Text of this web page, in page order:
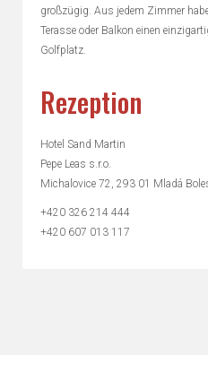
großzügig. Aus jedem Zimmer
Terasse oder Balkon einen
Golfplatz.
Rezeption
Hotel Sand Martin
Pepe Leas s.r.o.
Michalovice 72, 293 01 Mladá
+420 326 214 444
+420 607 013 117